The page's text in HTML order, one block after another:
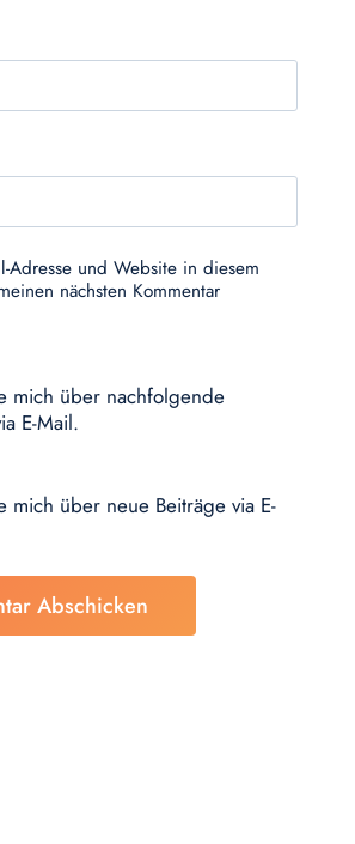
Adresse und Website in diesem
nächsten Kommentar
mich über nachfolgende
E-Mail.
mich über neue Beiträge via E-